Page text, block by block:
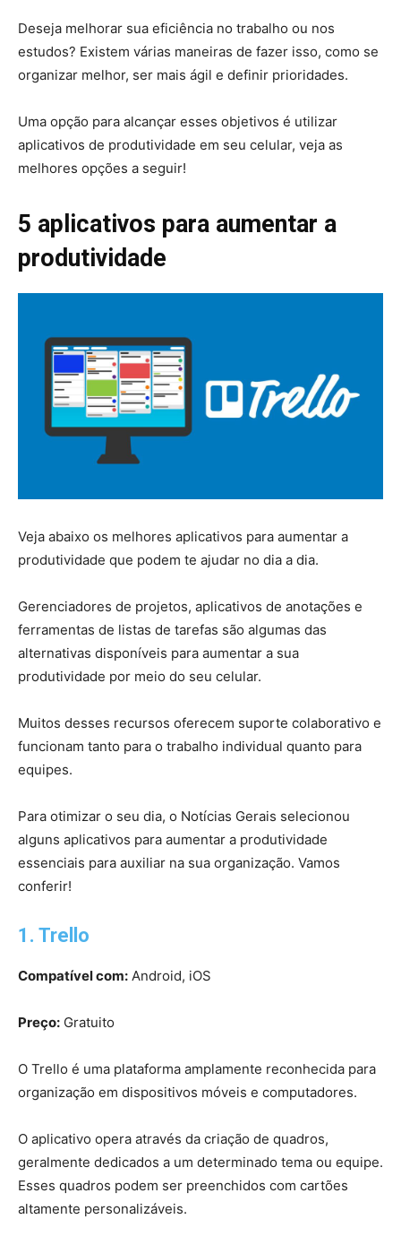
Deseja melhorar sua eficiência no trabalho ou nos
estudos? Existem várias maneiras de fazer isso, como se
organizar melhor, ser mais ágil e definir prioridades.
Uma opção para alcançar esses objetivos é utilizar
aplicativos de produtividade em seu celular, veja as
melhores opções a seguir!
5 aplicativos para aumentar a
produtividade
Veja abaixo os melhores aplicativos para aumentar a
produtividade que podem te ajudar no dia a dia.
Gerenciadores de projetos, aplicativos de anotações e
ferramentas de listas de tarefas são algumas das
alternativas disponíveis para aumentar a sua
produtividade por meio do seu celular.
Muitos desses recursos oferecem suporte colaborativo e
funcionam tanto para o trabalho individual quanto para
equipes.
Para otimizar o seu dia, o Notícias Gerais selecionou
alguns aplicativos para aumentar a produtividade
essenciais para auxiliar na sua organização. Vamos
conferir!
1. Trello
Compatível com: Android, iOS
Preço: Gratuito
O Trello é uma plataforma amplamente reconhecida para
organização em dispositivos móveis e computadores.
O aplicativo opera através da criação de quadros,
geralmente dedicados a um determinado tema ou equipe.
Esses quadros podem ser preenchidos com cartões
altamente personalizáveis.